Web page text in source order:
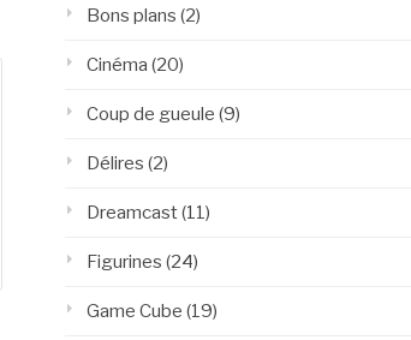
Bons plans (2)
Cinéma (20)
Coup de gueule (9)
Délires (2)
Dreamcast(11)
Figurines (24)
Game Cube (19)